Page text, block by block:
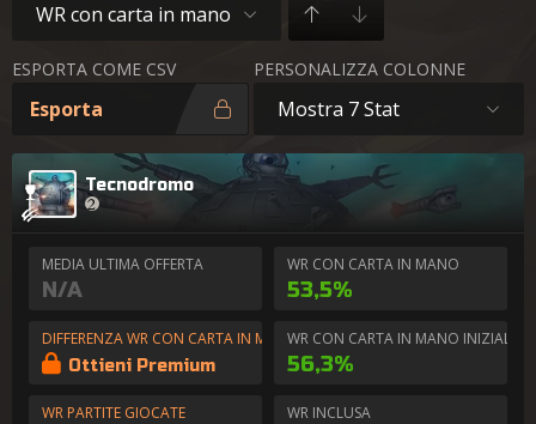
WR con carta in mano
ESPORTA COME CSV
Esporta
PERSONALIZZA COLONNE
Mostra 7 Stat
Tecnodromo
MEDIA ULTIMA OFFERTA
N/A
WR CON CARTA IN MANO
53,5%
DIFFERENZA WR CON CARTA IN MANO
Ottieni Premium
WR CON CARTA IN MANO INIZIALE
56,3%
WR PARTITE GIOCATE
WR INCLUSA